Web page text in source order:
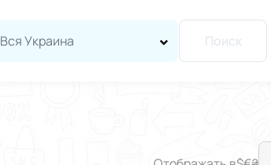
Вся Украина Поиск